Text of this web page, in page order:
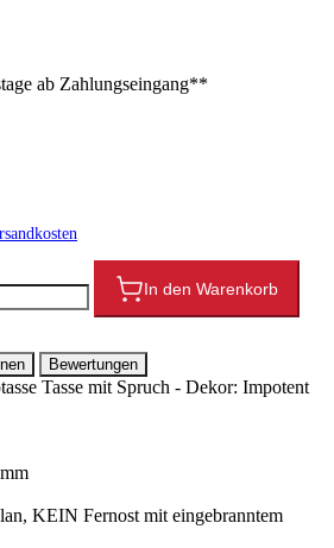
ab Zahlungseingang**
In den Warenkorb
Bewertungen
Tasse mit Spruch - Dekor: Impotent
KEIN Fernost mit eingebranntem